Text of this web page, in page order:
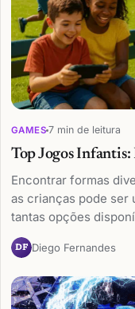
GAMES 7 min de leitura
Top Jogos
Encontrar formas
as crianças pode ser
tantas opções
DF Diego Fernandes